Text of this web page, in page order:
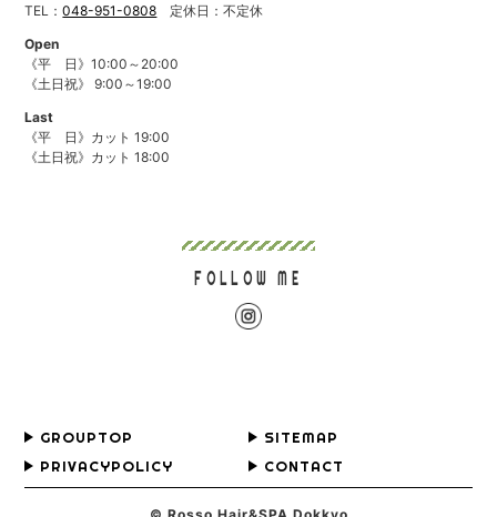
TEL：048-951-0808 定休日：不定休
Open
《平 日》10:00～20:00
《土日祝》 9:00～19:00
Last
《平 日》カット 19:00
《土日祝》カット 18:00
FOLLOW ME
GROUPTOP
SITEMAP
PRIVACYPOLICY
CONTACT